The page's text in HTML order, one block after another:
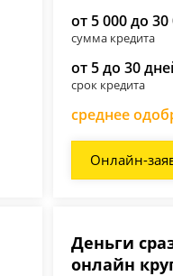
от 5 000 до
сумма кредита
от 5 до 30
срок кредита
среднее
Онлайн-
Деньги
онлайн